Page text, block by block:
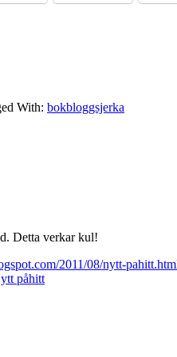
With: bokbloggsjerka
Detta verkar kul!
2011/08/nytt-
påhitt